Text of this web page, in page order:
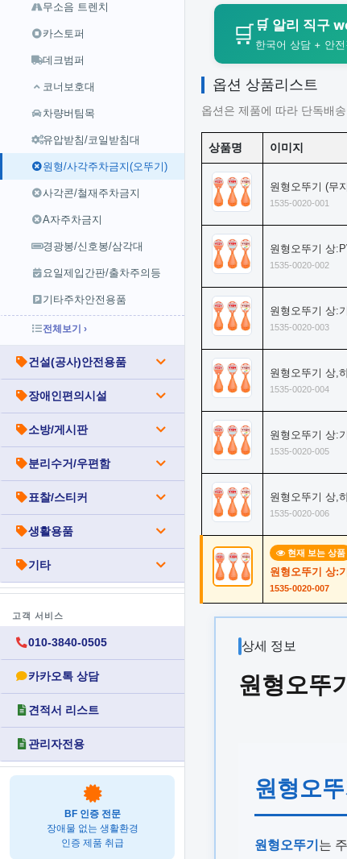
무소음 트렌치
카스토퍼
데크범퍼
코너보호대
차량버팀목
유압받침/코일받침대
원형/사각주차금지(오뚜기)
사각콘/철재주차금지
A자주차금지
경광봉/신호봉/삼각대
요일제입간판/출차주의등
기타주차안전용품
전체보기 ›
건설(공사)안전용품
장애인편의시설
소방/게시판
분리수거/우편함
표찰/스티커
생활용품
기타
고객 서비스
010-3840-0505
카카오톡 상담
견적서 리스트
관리자전용
BF 인증 전문
장애물 없는 생활환경
인증 제품 취급
🛒 🛒 알리 직구
한국어 상담 + 안전
옵션 상품리스트
옵션은 제품에 따라 단독배
상품명 이미지
원형오뚜기 (무
1535-0020-001
원형오뚜기 상
1535-0020-002
원형오뚜기 상:
1535-0020-003
원형오뚜기 상,
1535-0020-004
원형오뚜기 상:
1535-0020-005
원형오뚜기 상,
1535-0020-006
현재 보는 상품
원형오뚜기 상:
1535-0020-007
상세 정보
원형오뚜
원형오
원형오뚜기는